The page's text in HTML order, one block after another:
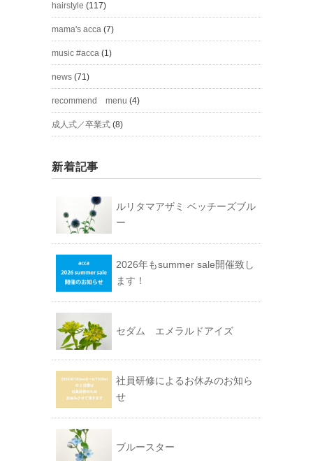
hairstyle (117)
mama's acca (7)
music #acca (1)
news (71)
recommend menu (4)
成人式／卒業式 (8)
新着記事
ルリタマアザミ ベッチーズブル
ー
2026年もsummer sale開催致し
ます！
セダム エメラルドアイズ
社員研修によるお休みのお知ら
せ
ブルースター